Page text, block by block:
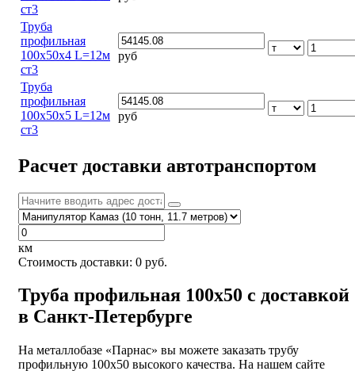
ст3
Труба
профильная
100х50х4 L=12м
ст3
руб
Труба
профильная
100х50х5 L=12м
ст3
руб
Расчет доставки автотранспортом
км
Стоимость доставки: 0 руб.
Труба профильная 100х50 с доставкой
в Санкт-Петербурге
На металлобазе «Парнас» вы можете заказать трубу
профильную 100х50 высокого качества. На нашем сайте